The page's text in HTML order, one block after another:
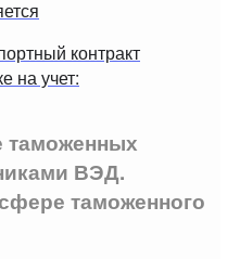
контракт
на учет:
таможенных
ВЭД.
таможенного